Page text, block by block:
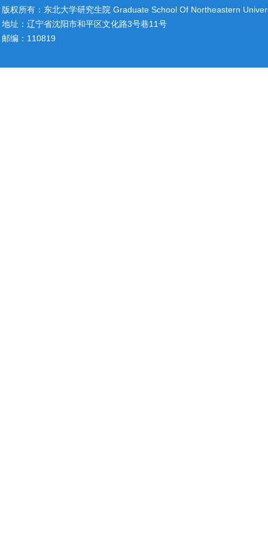
版权所有：东北大学研究生院 Graduate School Of Northeastern
地址：辽宁省沈阳市和平区文化路3号巷11号
邮编：110819